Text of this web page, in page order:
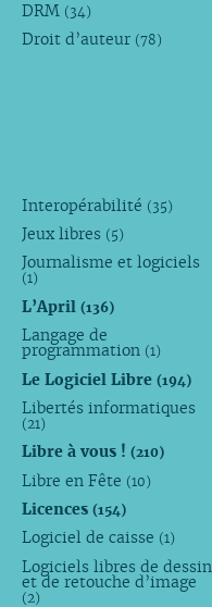
DRM (34)
Droit d’auteur (78)
Interopérabilité (35)
Jeux libres (5)
Journalisme et logiciels
(1)
L’April (136)
Langage de
programmation (1)
Le Logiciel Libre (194)
Libertés informatiques
(21)
Libre à vous ! (210)
Libre en Fête (10)
Licences (154)
Logiciel de caisse (1)
Logiciels libres de dessin
et de retouche d’image
(2)